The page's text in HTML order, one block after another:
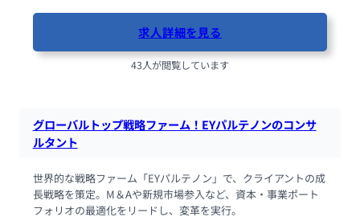
求人詳細を見る
43人が閲覧しています
グローバルトップ戦略ファーム！EYパルテノンのコンサ
ルタント
世界的な戦略ファーム「EYパルテノン」で、クライアントの成
長戦略を策定。M＆Aや新規市場参入など、資本・事業ポート
フォリオの最適化をリードし、変革を実行。